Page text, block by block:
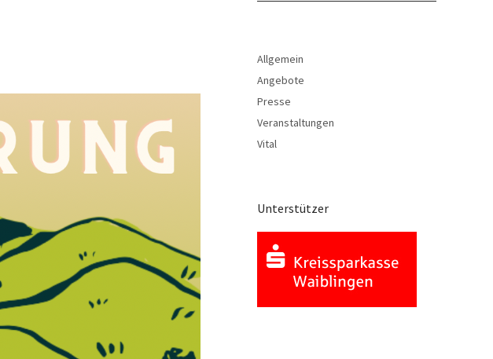
Allgemein
Angebote
Presse
Veranstaltungen
Vital
Unterstützer